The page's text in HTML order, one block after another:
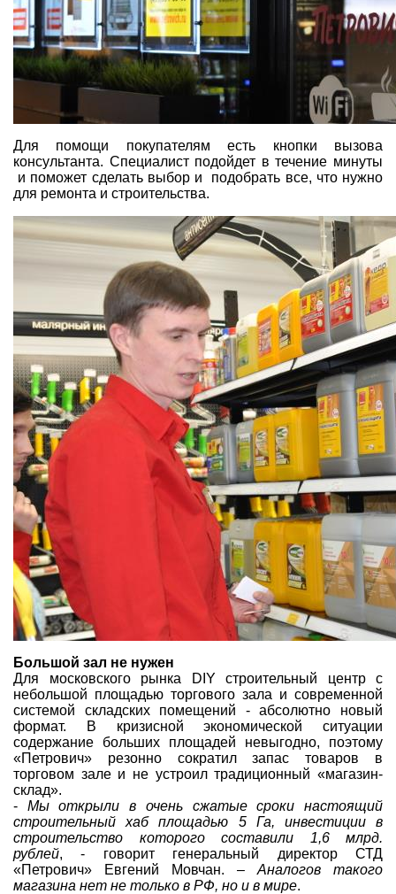
Для помощи покупателям есть кнопки вызова
консультанта. Специалист подойдет в течение минуты
и поможет сделать выбор и подобрать все, что нужно
для ремонта и строительства.
Большой зал не нужен
Для московского рынка DIY строительный центр с
небольшой площадью торгового зала и современной
системой складских помещений - абсолютно новый
формат. В кризисной экономической ситуации
содержание больших площадей невыгодно, поэтому
«Петрович» резонно сократил запас товаров в
торговом зале и не устроил традиционный «магазин-
склад».
- Мы открыли в очень сжатые сроки настоящий
строительный хаб площадью 5 Га, инвестиции в
строительство которого составили 1,6 млрд.
рублей, - говорит генеральный директор СТД
«Петрович» Евгений Мовчан. – Аналогов такого
магазина нет не только в РФ, но и в мире.